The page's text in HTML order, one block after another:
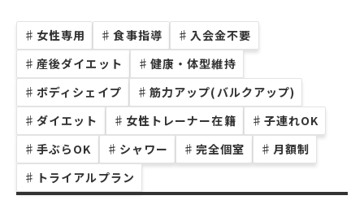
♯ 女性専用 ♯ 食事指導 ♯ 入会金不要
♯ 産後ダイエット ♯ 健康・体型維持
♯ ボディシェイプ ♯ 筋力アップ(バルクアップ)
♯ ダイエット ♯ 女性トレーナー在籍 ♯ 子連れOK
♯ 手ぶらOK ♯ シャワー ♯ 完全個室 ♯ 月額制
♯ トライアルプラン